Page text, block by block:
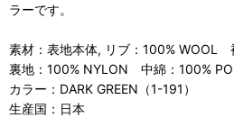
ラーです。
素材：表地本体, リブ：100% WOOL
裏地：100% NYLON 中綿：100%
カラー：DARK GREEN（1-191）
生産国：日本